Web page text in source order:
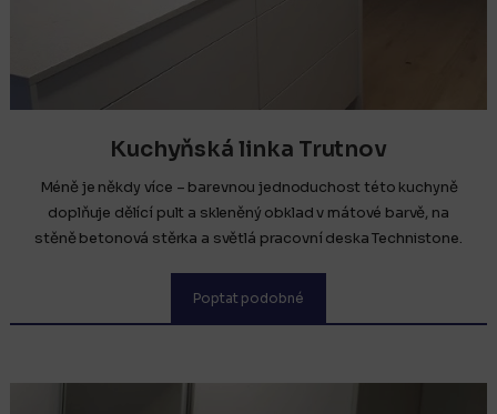
Kuchyňská linka Trutnov
Méně je někdy více – barevnou jednoduchost této kuchyně
doplňuje dělící pult a skleněný obklad v mátové barvě, na
stěně betonová stěrka a světlá pracovní deska Technistone.
Poptat podobné